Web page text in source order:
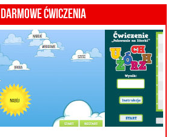
Darmowe ćwiczenia